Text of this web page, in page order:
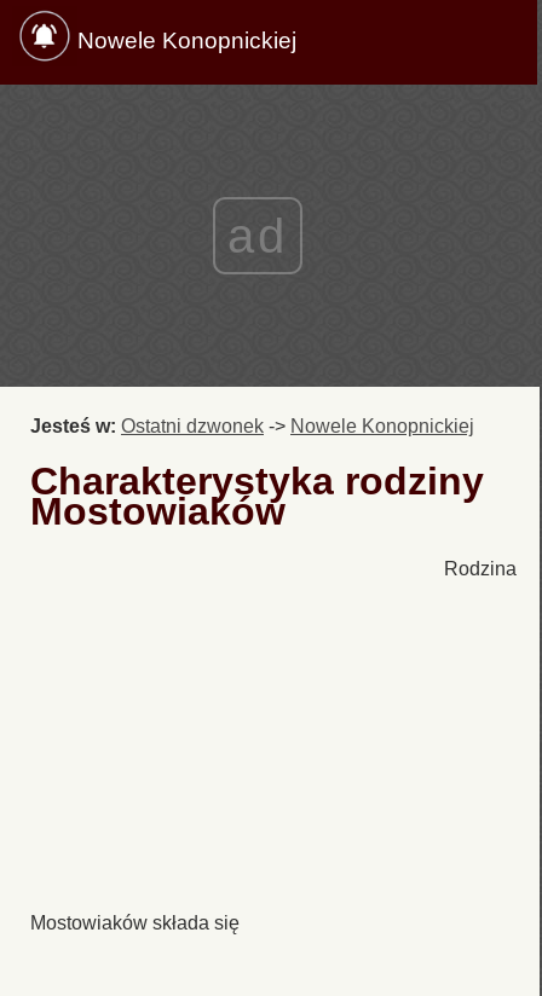
Nowele Konopnickiej
ad
Jesteś w: Ostatni dzwonek -> Nowele Konopnickiej
Charakterystyka rodziny
Mostowiaków
Rodzina
Mostowiaków składa się